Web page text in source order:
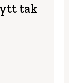
tak